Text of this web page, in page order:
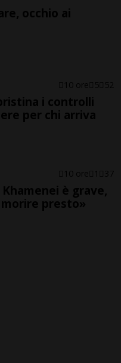
occhio ai
10 ore 5 52
i controlli
per chi arriva
10 ore 1 37
è grave,
presto»